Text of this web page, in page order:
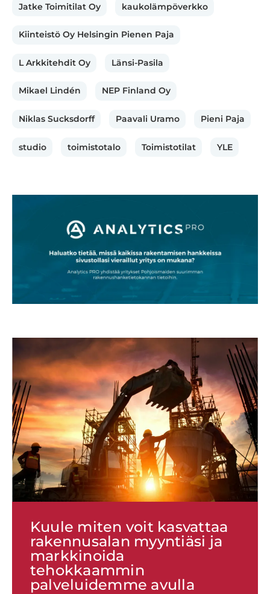
Jatke Toimitilat Oy kaukolämpöverkko
Kiinteistö Oy Helsingin Pienen Paja
L Arkkitehdit Oy Länsi-Pasila
Mikael Lindén NEP Finland Oy
Niklas Sucksdorff Paavali Uramo Pieni Paja
studio toimistotalo Toimistotilat YLE
Kuule miten voit kasvattaa
rakennusalan myyntiäsi ja
markkinoida
tehokkaammin
palveluidemme avulla